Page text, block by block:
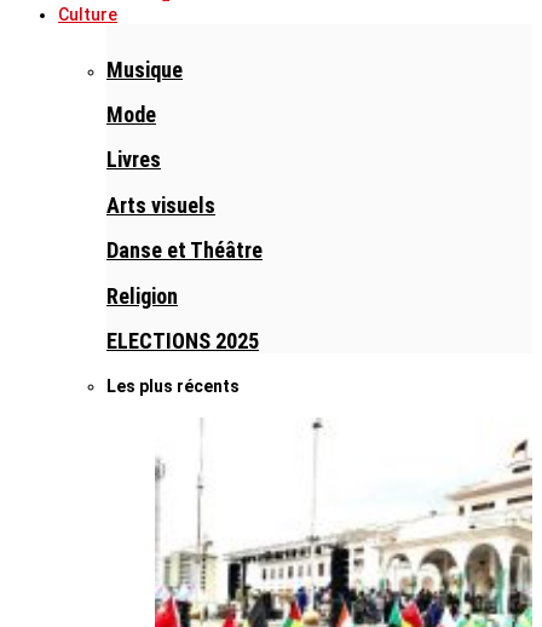
Culture
Musique
Mode
Livres
Arts visuels
Danse et Théâtre
Religion
ELECTIONS 2025
Les plus récents